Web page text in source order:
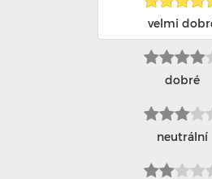
velmi
dobré
neutrální